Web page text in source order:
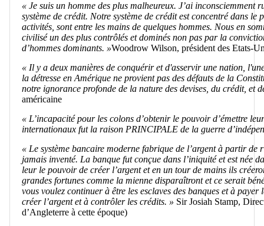
« Je suis un homme des plus malheureux. J’ai
système de crédit. Notre système de crédit est concentré dans
activités, sont entre les mains de quelques hommes. Nous en
civilisé un des plus contrôlés et dominés non pas par la
d’hommes dominants. »Woodrow Wilson, président des Etats-
« Il y a deux manières de conquérir et d'asservir une nation,
la détresse en Amérique ne provient pas des défauts de la
notre ignorance profonde de la nature des devises, du crédit, et
américaine
« L’incapacité pour les colons d’obtenir le pouvoir d’émettre
internationaux fut la raison PRINCIPALE de la guerre
« Le système bancaire moderne fabrique de l’argent à partir
jamais inventé. La banque fut conçue dans l’iniquité et est née
leur le pouvoir de créer l’argent et en un tour de mains ils
grandes fortunes comme la mienne disparaîtront et ce serait
vous voulez continuer à être les esclaves des banques et à
créer l’argent et à contrôler les crédits. » Sir Josiah Stamp,
d’Angleterre à cette époque)